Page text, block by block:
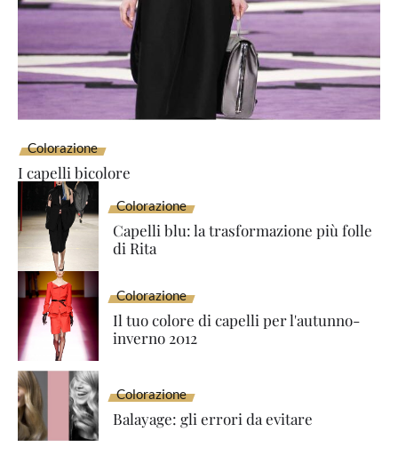
Colorazione
I capelli bicolore
Colorazione
Capelli blu: la trasformazione più folle
di Rita
Colorazione
Il tuo colore di capelli per l'autunno-
inverno 2012
Colorazione
Balayage: gli errori da evitare